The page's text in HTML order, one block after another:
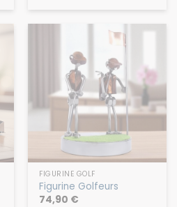
FIGURINE GOLF
Figurine Golfeurs
74,90 €